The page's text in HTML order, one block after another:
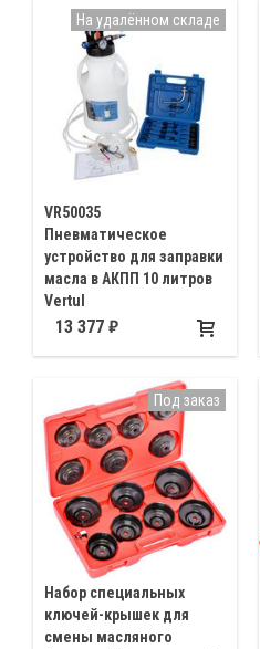
VR50035
Пневматическое
устройство для заправки
масла в АКПП 10 литров
Vertul
Применяется для заправки
Infiniti, Toyota, Audi, Mercedes-
Benz
13 377
На удалённом складе
Набор специальных
ключей-крышек для
смены масляного
Под заказ